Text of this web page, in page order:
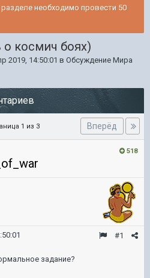
необходимо провести 50
о космич боях)
2019, 14:50:01 в Обсуждение Мира
Вперёд
1 из 3
518
#1
задание?